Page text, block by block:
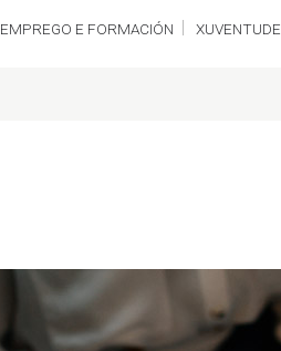
EMPREGO E FORMACIÓN XUVENTUDE